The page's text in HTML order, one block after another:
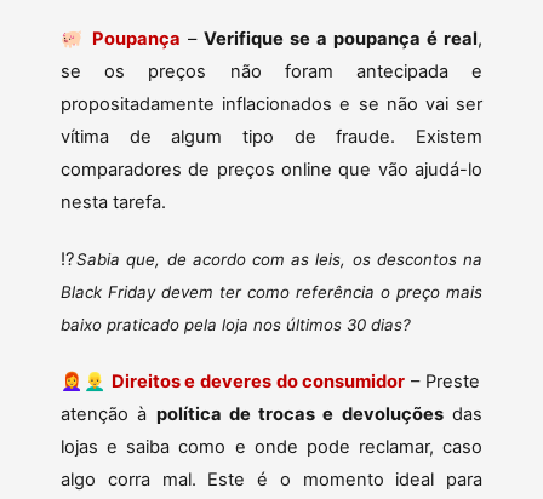
🐖 Poupança – Verifique se a poupança é real,
se os preços não foram antecipada e
propositadamente inflacionados e se não vai ser
vítima de algum tipo de fraude. Existem
comparadores de preços online que vão ajudá-lo
nesta tarefa.
⁉️Sabia que, de acordo com as leis, os descontos na
Black Friday devem ter como referência o preço mais
baixo praticado pela loja nos últimos 30 dias?
👩‍🦰👱‍♂️ Direitos e deveres do consumidor – Preste
atenção à política de trocas e devoluçõesdas
lojas e saiba como e onde pode reclamar, caso
algo corra mal. Este é o momento ideal para